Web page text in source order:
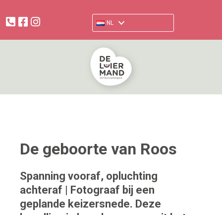
facebook.com/verloskundigendeluiermand
www.instagram.com/deluiermand
NL
De geboorte van Roos
Spanning vooraf, opluchting
achteraf | Fotograaf bij een
geplande keizersnede. Deze